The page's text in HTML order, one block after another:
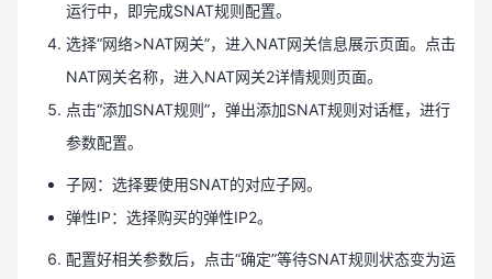
运行中，即完成SNAT规则配置。
选择“网络>NAT网关”，进入NAT网关信息展示页面。点击
NAT网关名称，进入NAT网关2详情规则页面。
点击“添加SNAT规则”，弹出添加SNAT规则对话框，进行
参数配置。
子网：选择要使用SNAT的对应子网。
弹性IP：选择购买的弹性IP2。
配置好相关参数后，点击“确定”等待SNAT规则状态变为运